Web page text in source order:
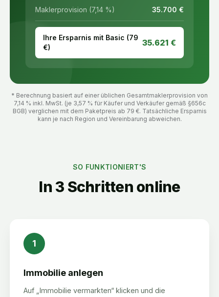
Maklerprovision (7,14 %) 35.700 €
Ihre Ersparnis mit Basic (79
€)
35.621 €
* Berechnung basiert auf einer üblichen Gesamtmaklerprovision von
7,14 % inkl. MwSt. (je 3,57 % für Käufer und Verkäufer gemäß §656c
BGB) verglichen mit dem Paketpreis ab 79 €. Tatsächliche Ersparnis
kann je nach Region und Vereinbarung abweichen.
SO FUNKTIONIERT'S
In 3 Schritten online
1
Immobilie anlegen
Auf „Immobilie vermarkten“ klicken und die